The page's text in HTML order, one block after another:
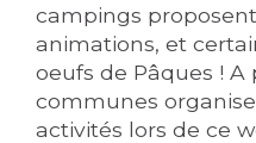
campings
animations, et
oeufs de Pâques ! A
communes
activités lors de ce